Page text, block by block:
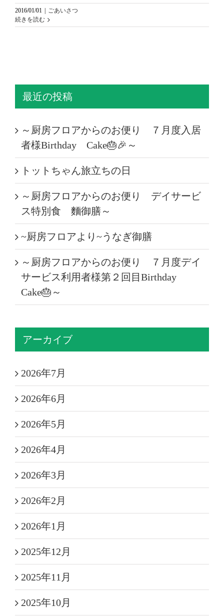
2016/01/01
ごあいさつ
続きを読む
最近の投稿
～厨房フロアからのお便り ７月度入居
者様Birthday Cake🎂🎉～
トットちゃん旅立ちの日
～厨房フロアからのお便り デイサービ
ス特別食 麵御膳～
~厨房フロアより~うなぎ御膳
～厨房フロアからのお便り ７月度デイ
サービス利用者様第２回目Birthday
Cake🎂～
アーカイブ
2026年7月
2026年6月
2026年5月
2026年4月
2026年3月
2026年2月
2026年1月
2025年12月
2025年11月
2025年10月